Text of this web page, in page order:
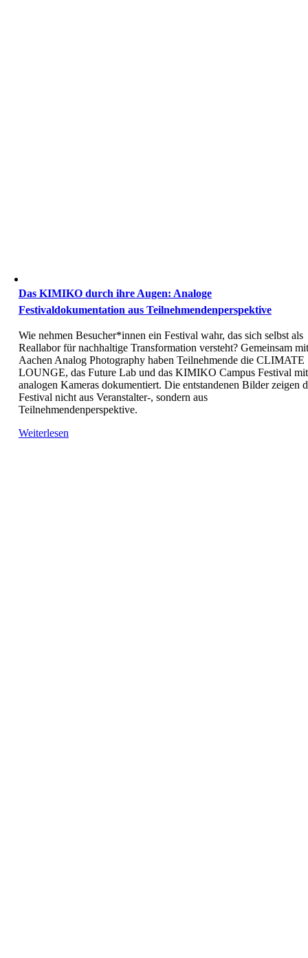
Das KIMIKO durch ihre Augen: Analoge
Festivaldokumentation aus Teilnehmendenperspektive
Wie nehmen Besucher*innen ein Festival wahr, das sich selbst als
Reallabor für nachhaltige Transformation versteht? Gemeinsam mit
Aachen Analog Photography haben Teilnehmende die CLIMATE
LOUNGE, das Future Lab und das KIMIKO Campus Festival mit
analogen Kameras dokumentiert. Die entstandenen Bilder zeigen
Festival nicht aus Veranstalter-, sondern aus
Teilnehmendenperspektive.
Weiterlesen